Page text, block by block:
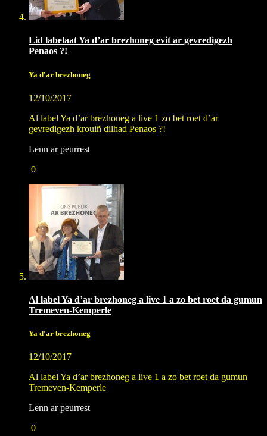
Lid labelaat Ya d’ar brezhoneg evit ar gevredigezh
Penaos ?!
Ya d'ar brezhoneg
12/10/2017
Al label Ya d’ar brezhoneg a live 1 zo bet roet d’ar
gevredigezh krouiñ dilhad Penaos ?!
Lenn ar peurrest
0
Al label Ya d’ar brezhoneg a live 1 a zo bet roet da gumun
Tremeven-Kemperle
Ya d'ar brezhoneg
12/10/2017
Al label Ya d’ar brezhoneg a live 1 a zo bet roet da gumun
Tremeven-Kemperle
Lenn ar peurrest
0